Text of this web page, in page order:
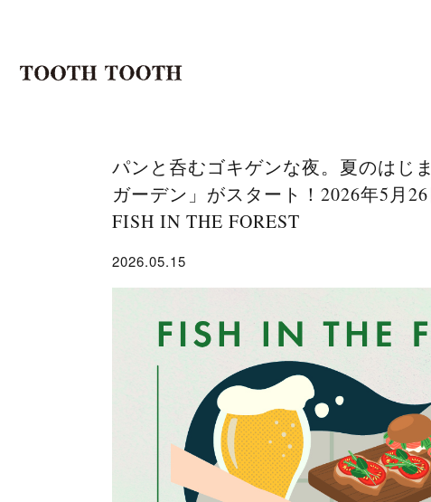
パンと呑むゴキゲンな夜。夏のはじ
ガーデン」がスタート！2026年5月
FISH IN THE FOREST
2026.05.15